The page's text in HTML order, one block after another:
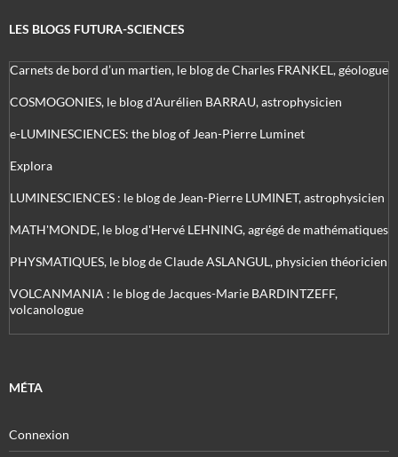
LES BLOGS FUTURA-SCIENCES
Carnets de bord d’un martien, le blog de Charles FRANKEL, géologue
COSMOGONIES, le blog d'Aurélien BARRAU, astrophysicien
e-LUMINESCIENCES: the blog of Jean-Pierre Luminet
Explora
LUMINESCIENCES : le blog de Jean-Pierre LUMINET, astrophysicien
MATH'MONDE, le blog d'Hervé LEHNING, agrégé de mathématiques
PHYSMATIQUES, le blog de Claude ASLANGUL, physicien théoricien
VOLCANMANIA : le blog de Jacques-Marie BARDINTZEFF,
volcanologue
MÉTA
Connexion